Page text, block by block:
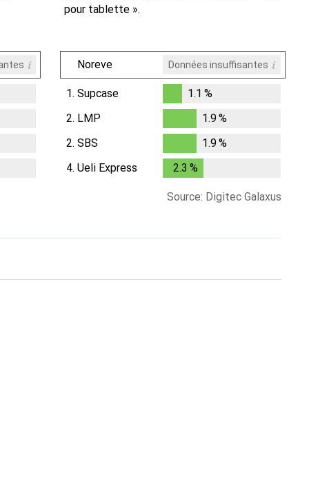
i
pour tablette ».
Noreve Données insuffisantes i
1. Supcase
1.1%
1.1 %
2. LMP
1.9%
1.9%
2. SBS
1.9%
1.9%
4. Ueli Express 2.3 %
Source: Digitec Galaxus